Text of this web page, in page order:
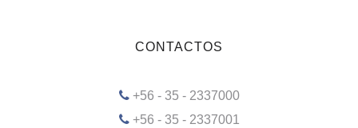
CONTACTOS
+56 - 35 - 2337000
+56 - 35 - 2337001